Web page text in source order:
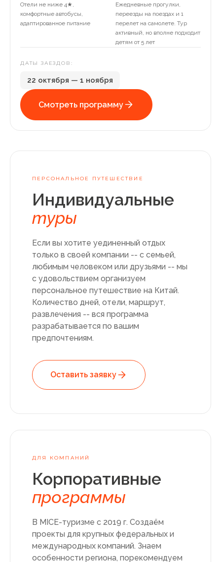
Отели не ниже 4★,
комфортные автобусы,
адаптированное питание
Ежедневные прогулки,
переезды на поездах и 1
перелет на самолете. Тур
активный, но вполне подходит
детям от 5 лет
ДАТЫ ЗАЕЗДОВ:
22 октября — 1 ноября
Смотреть программу
ПЕРСОНАЛЬНОЕ ПУТЕШЕСТВИЕ
Индивидуальные
туры
Если вы хотите уединенный отдых
только в своей компании -- с семьей,
любимым человеком или друзьями -- мы
с удовольствием организуем
персональное путешествие на Китай.
Количество дней, отели, маршрут,
развлечения -- вся программа
разрабатывается по вашим
предпочтениям.
Оставить заявку
ДЛЯ КОМПАНИЙ
Корпоративные
программы
В MICE-туризме с 2019 г. Создаём
проекты для крупных федеральных и
международных компаний. Знаем
особенности региона, порекомендуем